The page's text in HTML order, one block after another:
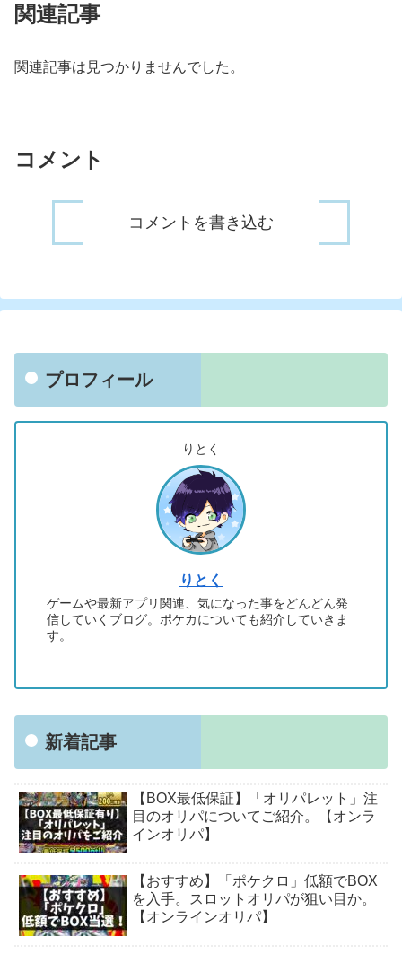
関連記事
関連記事は見つかりませんでした。
コメント
コメントを書き込む
プロフィール
りとく
りとく
ゲームや最新アプリ関連、気になった事をどんどん発
信していくブログ。ポケカについても紹介していきま
す。
新着記事
【BOX最低保証】「オリパレット」注
目のオリパについてご紹介。【オンラ
インオリパ】
【おすすめ】「ポケクロ」低額でBOX
を入手。スロットオリパが狙い目か。
【オンラインオリパ】